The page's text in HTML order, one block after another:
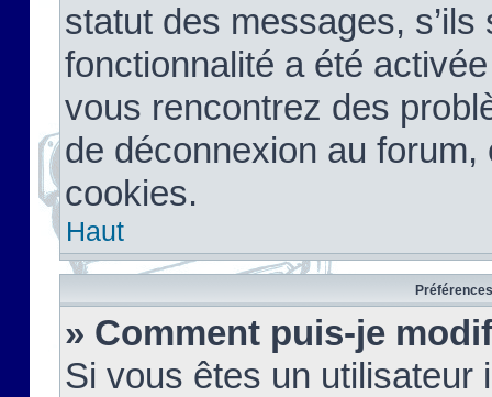
statut des messages,
fonctionnalité a été
vous rencontrez des
de déconnexion au
cookies.
Haut
» Comment puis-je
Si vous êtes un